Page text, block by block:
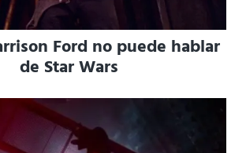
Ford no puede hablar
de Star Wars